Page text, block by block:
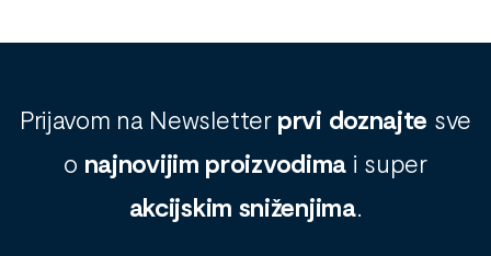
Prijavom na Newsletter prvi doznajte sve
o najnovijim proizvodima i super
akcijskim sniženjima.